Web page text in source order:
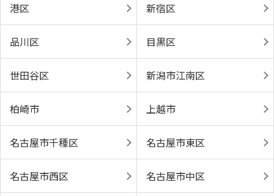
港区 新宿区
品川区 目黒区
世田谷区 新潟市江南区
柏崎市 上越市
名古屋市千種区 名古屋市東区
名古屋市西区 名古屋市中区